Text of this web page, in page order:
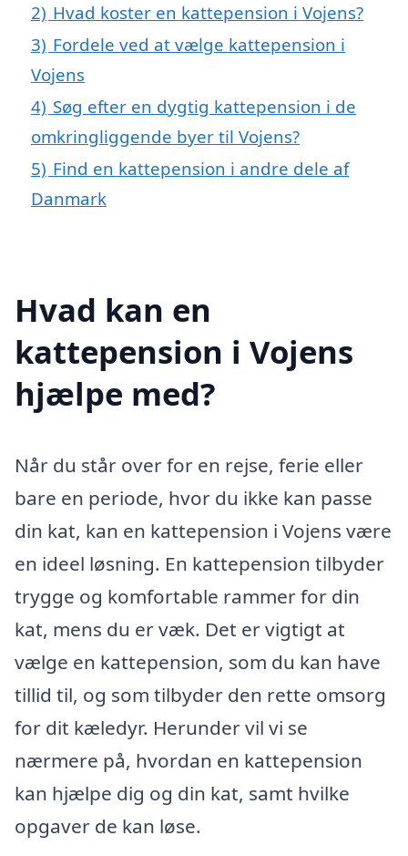
2) Hvad koster en kattepension i Vojens?
3) Fordele ved at vælge kattepension i
Vojens
4) Søg efter en dygtig kattepension i de
omkringliggende byer til Vojens?
5) Find en kattepension i andre dele af
Danmark
Hvad kan en
kattepension i Vojens
hjælpe med?
Når du står over for en rejse, ferie eller
bare en periode, hvor du ikke kan passe
din kat, kan en kattepension i Vojens være
en ideel løsning. En kattepension tilbyder
trygge og komfortable rammer for din
kat, mens du er væk. Det er vigtigt at
vælge en kattepension, som du kan have
tillid til, og som tilbyder den rette omsorg
for dit kæledyr. Herunder vil vi se
nærmere på, hvordan en kattepension
kan hjælpe dig og din kat, samt hvilke
opgaver de kan løse.